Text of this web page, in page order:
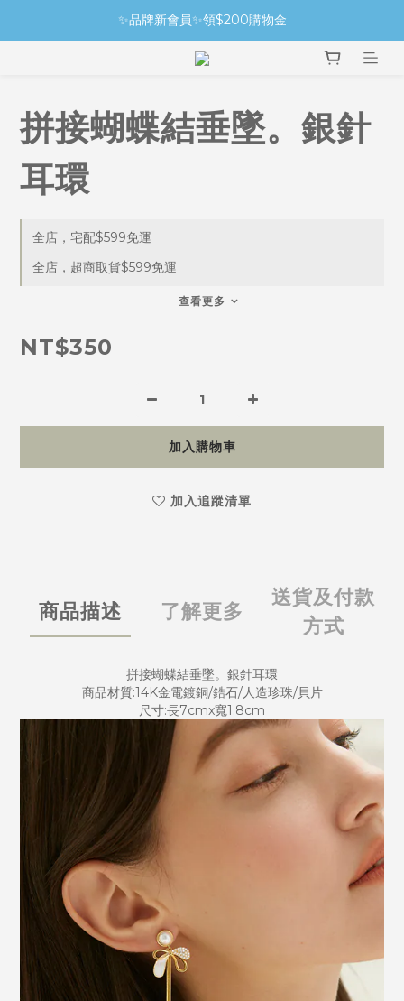
✨品牌新會員✨領$200購物金
拼接蝴蝶結垂墜。銀針
耳環
全店，宅配$599免運
全店，超商取貨$599免運
查看更多
NT$350
加入購物車
加入追蹤清單
商品描述 了解更多
送貨及付款
方式
拼接蝴蝶結垂墜。銀針耳環
商品材質:14K金電鍍銅/鋯石/人造珍珠/貝片
尺寸:長7cmx寬1.8cm